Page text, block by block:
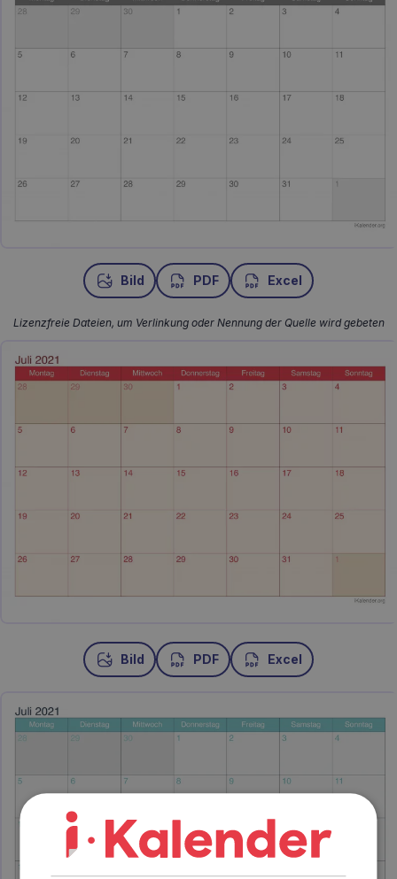
Bild PDF Excel
Lizenzfreie Dateien, um Verlinkung oder Nennung der Quelle wird gebeten
Bild PDF Excel